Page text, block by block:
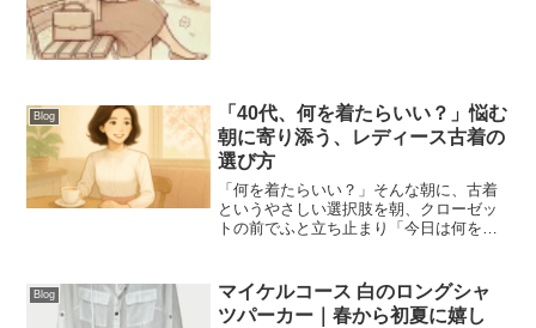
Blog
「40代、何を着たらいい？」悩む
朝に寄り添う、レディース古着の
選び方
「何を着たらいい？」そんな朝に、古着
というやさしい選択肢を朝、クローゼッ
トの前でふと立ち止まり「今日は何を着
しませんか？レディースファッションの
選び方が難しくなるこの...
Blog
マイケルコース 白のロングシャ
ツパーカー｜春から初夏に嬉し